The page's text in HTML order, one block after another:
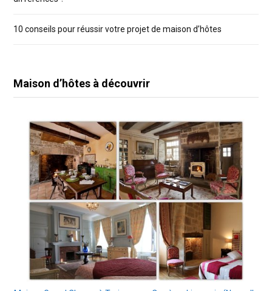
10 conseils pour réussir votre projet de maison d’hôtes
Maison d’hôtes à découvrir